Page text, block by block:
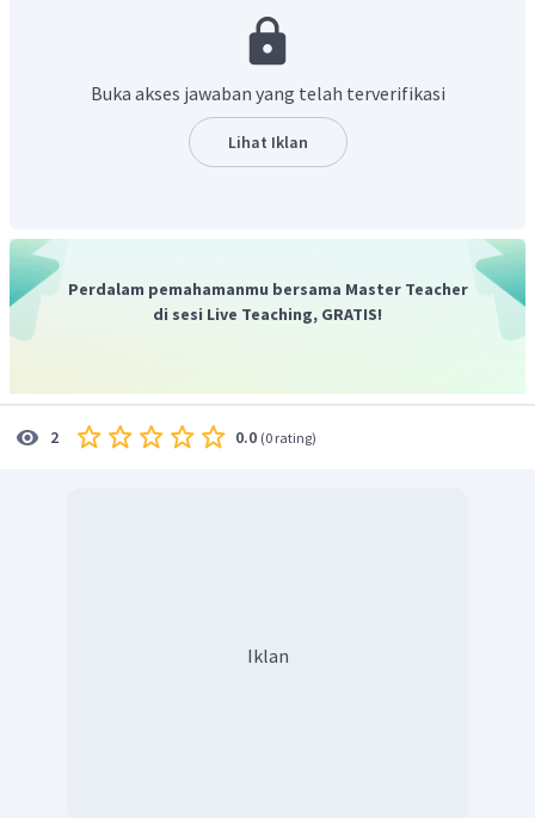
=
=
=
(−15
150
cos − 3
− cos30∘
−2 3
Jadi, diperoleh nilai untuk
Buka akses jawaban yang telah terverifikasi
Lihat Iklan
Perdalam pemahamanmu bersama Master Teacher
di sesi Live Teaching, GRATIS!
2 0.0 (0 rating)
Iklan